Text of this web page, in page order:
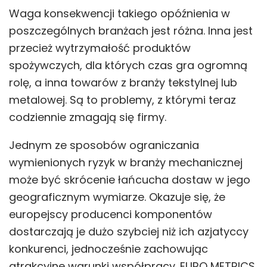
Waga konsekwencji takiego opóźnienia w
poszczególnych branżach jest różna. Inna jest
przecież wytrzymałość produktów
spożywczych, dla których czas gra ogromną
rolę, a inna towarów z branży tekstylnej lub
metalowej. Są to problemy, z którymi teraz
codziennie zmagają się firmy.
Jednym ze sposobów ograniczania
wymienionych ryzyk w branży mechanicznej
może być skrócenie łańcucha dostaw w jego
geograficznym wymiarze. Okazuje się, że
europejscy producenci komponentów
dostarczają je dużo szybciej niż ich azjatyccy
konkurenci, jednocześnie zachowując